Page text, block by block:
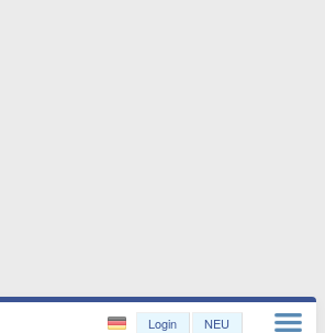
Login NEU